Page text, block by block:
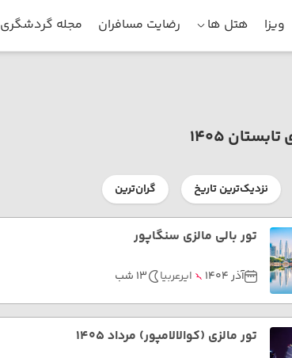
ویزا هتل ها رضایت مسافران مجله گردشگری
1405
نزدیک‌ترین تاریخ گران‌ترین
تور بالی مالزی سنگاپور
آذر 1404 ایرعربیا 13 شب
تور مالزی (کوالالامپور) مرداد 1405